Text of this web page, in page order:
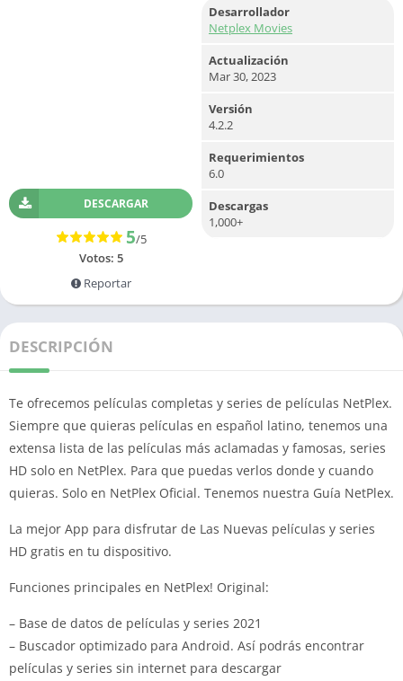
DESCARGAR
5/5
Votos: 5
Reportar
Desarrollador
Netplex Movies
Actualización
Mar 30, 2023
Versión
4.2.2
Requerimientos
6.0
Descargas
1,000+
DESCRIPCIÓN
Te ofrecemos películas completas y series de películas NetPlex.
Siempre que quieras películas en español latino, tenemos una
extensa lista de las películas más aclamadas y famosas, series
HD solo en NetPlex. Para que puedas verlos donde y cuando
quieras. Solo en NetPlex Oficial. Tenemos nuestra Guía NetPlex.
La mejor App para disfrutar de Las Nuevas películas y series
HD gratis en tu dispositivo.
Funciones principales en NetPlex! Original:
– Base de datos de películas y series 2021
– Buscador optimizado para Android. Así podrás encontrar
películas y series sin internet para descargar